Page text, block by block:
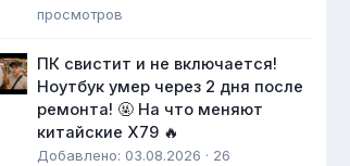
просмотров
ПК свистит и не включается!
Ноутбук умер через 2 дня после
ремонта! 🤬 На что меняют
китайские X79 🔥
Добавлено: 03.08.2026 · 26